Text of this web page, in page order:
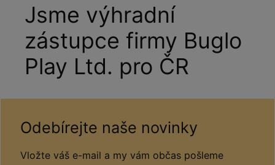
Jsme výhradní
zástupce firmy Buglo
Play Ltd. pro ČR
Odebírejte naše novinky
Vložte váš e-mail a my vám občas pošleme